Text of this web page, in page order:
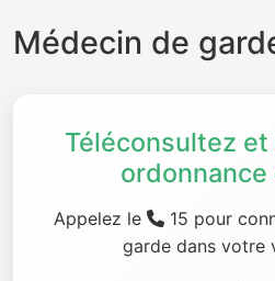
Médecin de
Téléconsultez
ordonnance
Appelez le
15 pour
garde dans votre